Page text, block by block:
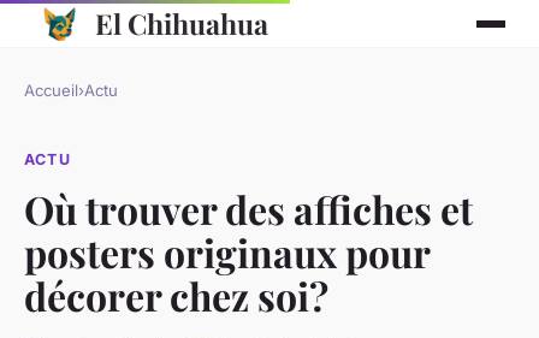
El Chihuahua
Accueil›Actu
ACTU
Où trouver des affiches et
posters originaux pour
décorer chez soi?